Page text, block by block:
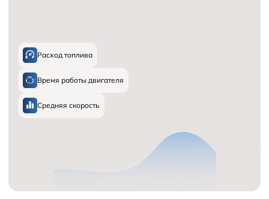
Расход топлива
Время работы двигателя
Средняя скорость